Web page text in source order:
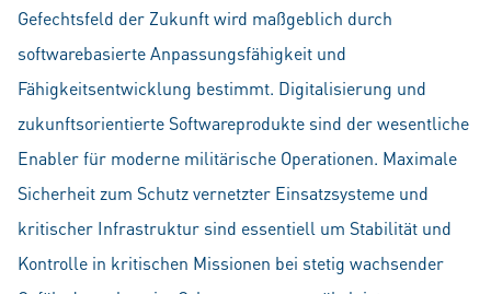
Gefechtsfeld der Zukunft wird maßgeblich durch
softwarebasierte Anpassungsfähigkeit und
Fähigkeitsentwicklung bestimmt. Digitalisierung und
zukunftsorientierte Softwareprodukte sind der wesentliche
Enabler für moderne militärische Operationen. Maximale
Sicherheit zum Schutz vernetzter Einsatzsysteme und
kritischer Infrastruktur sind essentiell um Stabilität und
Kontrolle in kritischen Missionen bei stetig wachsender